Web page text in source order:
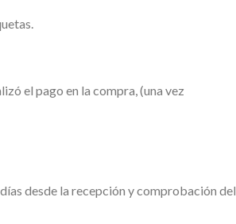
el pago en la compra, (una vez
desde la recepción y comprobación del